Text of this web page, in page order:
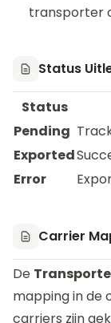
transporter
Status
Status
Pending
Exported
Error
Carrier
De
mapping in de
carriers zijn